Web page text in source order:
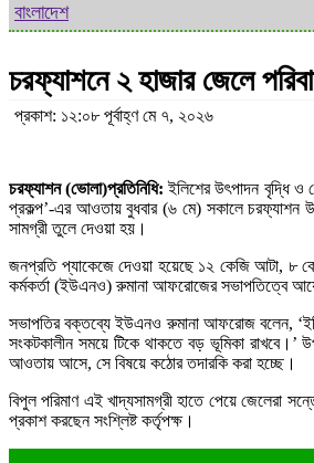
বাংলাদেশ
চরফ্যাশনে ২ হাজার জেলে
প্রকাশ: ১২:০৮ পূর্বাহ্ণ মে ৭, ২০২৬
চরফ্যাশন (ভোলা)প্রতিনিধি: ইলিশের উৎপাদন বৃদ্ধি ও
প্রকল্প’-এর আওতায় বুধবার (৬ মে) সকালে চরফ্যাশন
সামগ্রী তুলে দেওয়া হয়।
জনপ্রতি প্যাকেজে দেওয়া হয়েছে ১২ কেজি আটা, ৮
কর্মকর্তা (ইউএনও) রুমানা আফরোজের সভাপতিত্বে
সভাপতির বক্তব্যে ইউএনও রুমানা আফরোজ বলেন,
সংকটকালীন সময়ে টিকে থাকতে বড় ভূমিকা রাখবে।’
আওতায় আসে, সে বিষয়ে কঠোর তদারকি করা হচ্ছে।
বিপুল পরিমাণ এই খাদ্যসামগ্রী হাতে পেয়ে জেলেরা
প্রকাশ করছেন সংশ্লিষ্ট কর্তৃপক্ষ।